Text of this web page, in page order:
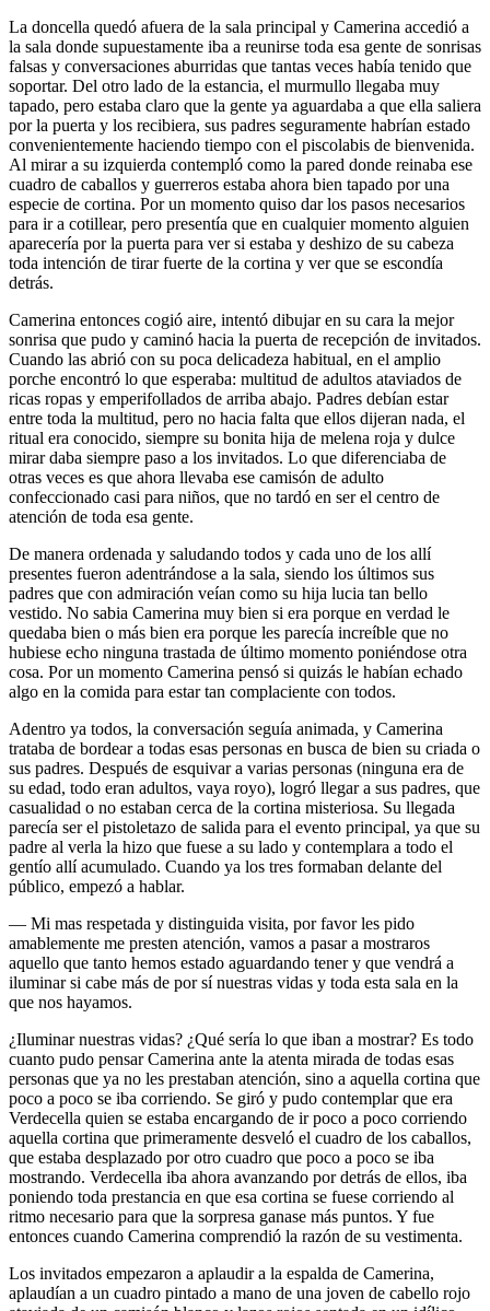
La doncella quedó afuera de la sala principal y Camerina accedió a
la sala donde supuestamente iba a reunirse toda esa gente de sonrisas
falsas y conversaciones aburridas que tantas veces había tenido que
soportar. Del otro lado de la estancia, el murmullo llegaba muy
tapado, pero estaba claro que la gente ya aguardaba a que ella saliera
por la puerta y los recibiera, sus padres seguramente habrían estado
convenientemente haciendo tiempo con el piscolabis de bienvenida.
Al mirar a su izquierda contempló como la pared donde reinaba ese
cuadro de caballos y guerreros estaba ahora bien tapado por una
especie de cortina. Por un momento quiso dar los pasos necesarios
para ir a cotillear, pero presentía que en cualquier momento alguien
aparecería por la puerta para ver si estaba y deshizo de su cabeza
toda intención de tirar fuerte de la cortina y ver que se escondía
detrás.
Camerina entonces cogió aire, intentó dibujar en su cara la mejor
sonrisa que pudo y caminó hacia la puerta de recepción de invitados.
Cuando las abrió con su poca delicadeza habitual, en el amplio
porche encontró lo que esperaba: multitud de adultos ataviados de
ricas ropas y emperifollados de arriba abajo. Padres debían estar
entre toda la multitud, pero no hacia falta que ellos dijeran nada, el
ritual era conocido, siempre su bonita hija de melena roja y dulce
mirar daba siempre paso a los invitados. Lo que diferenciaba de
otras veces es que ahora llevaba ese camisón de adulto
confeccionado casi para niños, que no tardó en ser el centro de
atención de toda esa gente.
De manera ordenada y saludando todos y cada uno de los allí
presentes fueron adentrándose a la sala, siendo los últimos sus
padres que con admiración veían como su hija lucia tan bello
vestido. No sabia Camerina muy bien si era porque en verdad le
quedaba bien o más bien era porque les parecía increíble que no
hubiese echo ninguna trastada de último momento poniéndose otra
cosa. Por un momento Camerina pensó si quizás le habían echado
algo en la comida para estar tan complaciente con todos.
Adentro ya todos, la conversación seguía animada, y Camerina
trataba de bordear a todas esas personas en busca de bien su criada o
sus padres. Después de esquivar a varias personas (ninguna era de
su edad, todo eran adultos, vaya royo), logró llegar a sus padres, que
casualidad o no estaban cerca de la cortina misteriosa. Su llegada
parecía ser el pistoletazo de salida para el evento principal, ya que su
padre al verla la hizo que fuese a su lado y contemplara a todo el
gentío allí acumulado. Cuando ya los tres formaban delante del
público, empezó a hablar.
— Mi mas respetada y distinguida visita, por favor les pido
amablemente me presten atención, vamos a pasar a mostraros
aquello que tanto hemos estado aguardando tener y que vendrá a
iluminar si cabe más de por sí nuestras vidas y toda esta sala en la
que nos hayamos.
¿Iluminar nuestras vidas? ¿Qué sería lo que iban a mostrar? Es todo
cuanto pudo pensar Camerina ante la atenta mirada de todas esas
personas que ya no les prestaban atención, sino a aquella cortina que
poco a poco se iba corriendo. Se giró y pudo contemplar que era
Verdecella quien se estaba encargando de ir poco a poco corriendo
aquella cortina que primeramente desveló el cuadro de los caballos,
que estaba desplazado por otro cuadro que poco a poco se iba
mostrando. Verdecella iba ahora avanzando por detrás de ellos, iba
poniendo toda prestancia en que esa cortina se fuese corriendo al
ritmo necesario para que la sorpresa ganase más puntos. Y fue
entonces cuando Camerina comprendió la razón de su vestimenta.
Los invitados empezaron a aplaudir a la espalda de Camerina,
aplaudían a un cuadro pintado a mano de una joven de cabello rojo